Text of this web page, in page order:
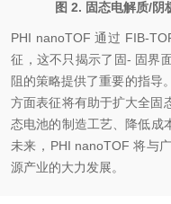
图 2. 固态电解质/阴
PHI nanoTOF 通过 FIB-
征，这不只揭示了固- 固界
阻的策略提供了重要的指导
方面表征将有助于扩大全固态
态电池的制造工艺、降低
未来，PHI nanoTOF 将与
源产业的大力发展。